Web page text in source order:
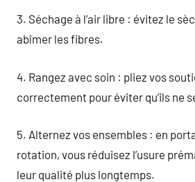
3. Séchage à l’air libre : évitez le
abîmer les fibres.
4. Rangez avec soin : pliez vos
correctement pour éviter qu’ils ne
5. Alternez vos ensembles : en
rotation, vous réduisez l’usure
leur qualité plus longtemps.